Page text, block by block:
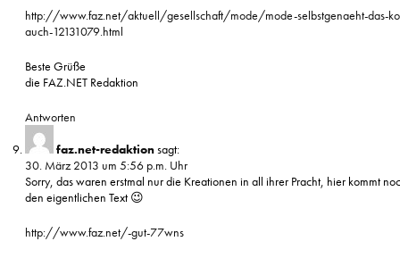
http://www.faz.net/aktuell/gesellschaft/mode/mode-selbstgenaeht-das-
auch-12131079.html
Beste Grüße
die FAZ.NET Redaktion
Antworten
faz.net-redaktionsagt:
30. März 2013 um 5:56 p.m. Uhr
Sorry, das waren erstmal nur die Kreationen in all ihrer Pracht, hier kommt
den eigentlichen Text 😉
http://www.faz.net/-gut-77wns